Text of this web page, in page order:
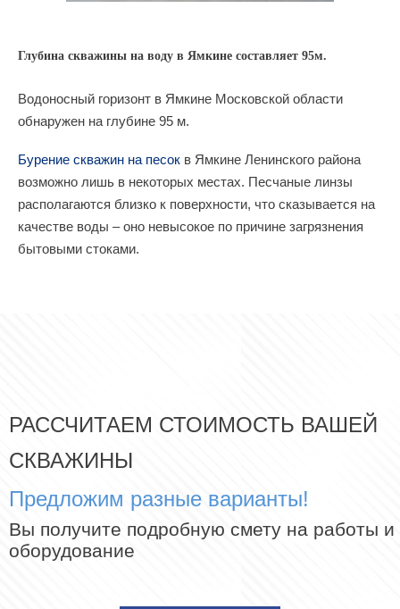
Глубина скважины на воду в Ямкине составляет 95м.
Водоносный горизонт в Ямкине Московской области
обнаружен на глубине 95 м.
Бурение скважин на песок в Ямкине Ленинского района
возможно лишь в некоторых местах. Песчаные линзы
располагаются близко к поверхности, что сказывается на
качестве воды – оно невысокое по причине загрязнения
бытовыми стоками.
РАССЧИТАЕМ СТОИМОСТЬ ВАШЕЙ
СКВАЖИНЫ
Предложим разные варианты!
Вы получите подробную смету на работы и
оборудование